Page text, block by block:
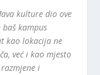
kulture dio ove
kampus
kao lokacija ne
već i kao mjesto
i